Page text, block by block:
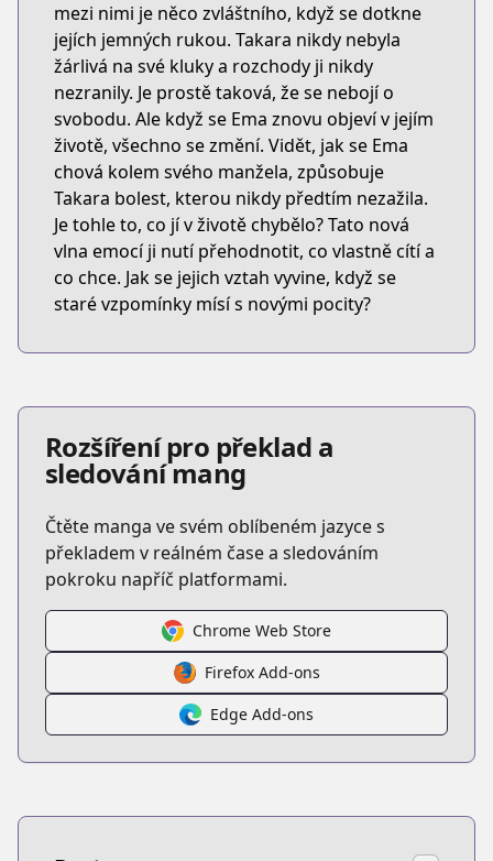
mezi nimi je něco zvláštního, když se dotkne
jejích jemných rukou. Takara nikdy nebyla
žárlivá na své kluky a rozchody ji nikdy
nezranily. Je prostě taková, že se nebojí o
svobodu. Ale když se Ema znovu objeví v jejím
životě, všechno se změní. Vidět, jak se Ema
chová kolem svého manžela, způsobuje
Takara bolest, kterou nikdy předtím nezažila.
Je tohle to, co jí v životě chybělo? Tato nová
vlna emocí ji nutí přehodnotit, co vlastně cítí a
co chce. Jak se jejich vztah vyvine, když se
staré vzpomínky mísí s novými pocity?
Rozšíření pro překlad a
sledování mang
Čtěte manga ve svém oblíbeném jazyce s
překladem v reálném čase a sledováním
pokroku napříč platformami.
Chrome Web Store
Firefox Add-ons
Edge Add-ons